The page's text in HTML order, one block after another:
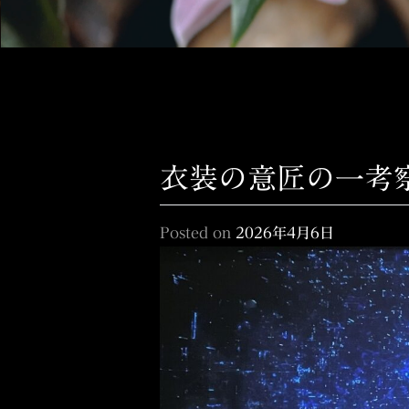
衣装の意匠の一考
Posted on 2026年4月6日